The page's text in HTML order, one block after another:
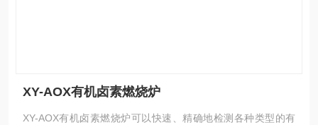
XY-AOX有机卤素燃烧炉
XY-AOX有机卤素燃烧炉可以快速、精确地检测各种类型的有